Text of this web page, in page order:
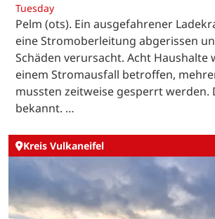
Tuesday
Pelm (ots). Ein ausgefahrener
eine Stromoberleitung abgerissen
Schäden verursacht. Acht Haushalte
einem Stromausfall betroffen,
mussten zeitweise gesperrt werden.
bekannt. …
Kreis Vulkaneifel